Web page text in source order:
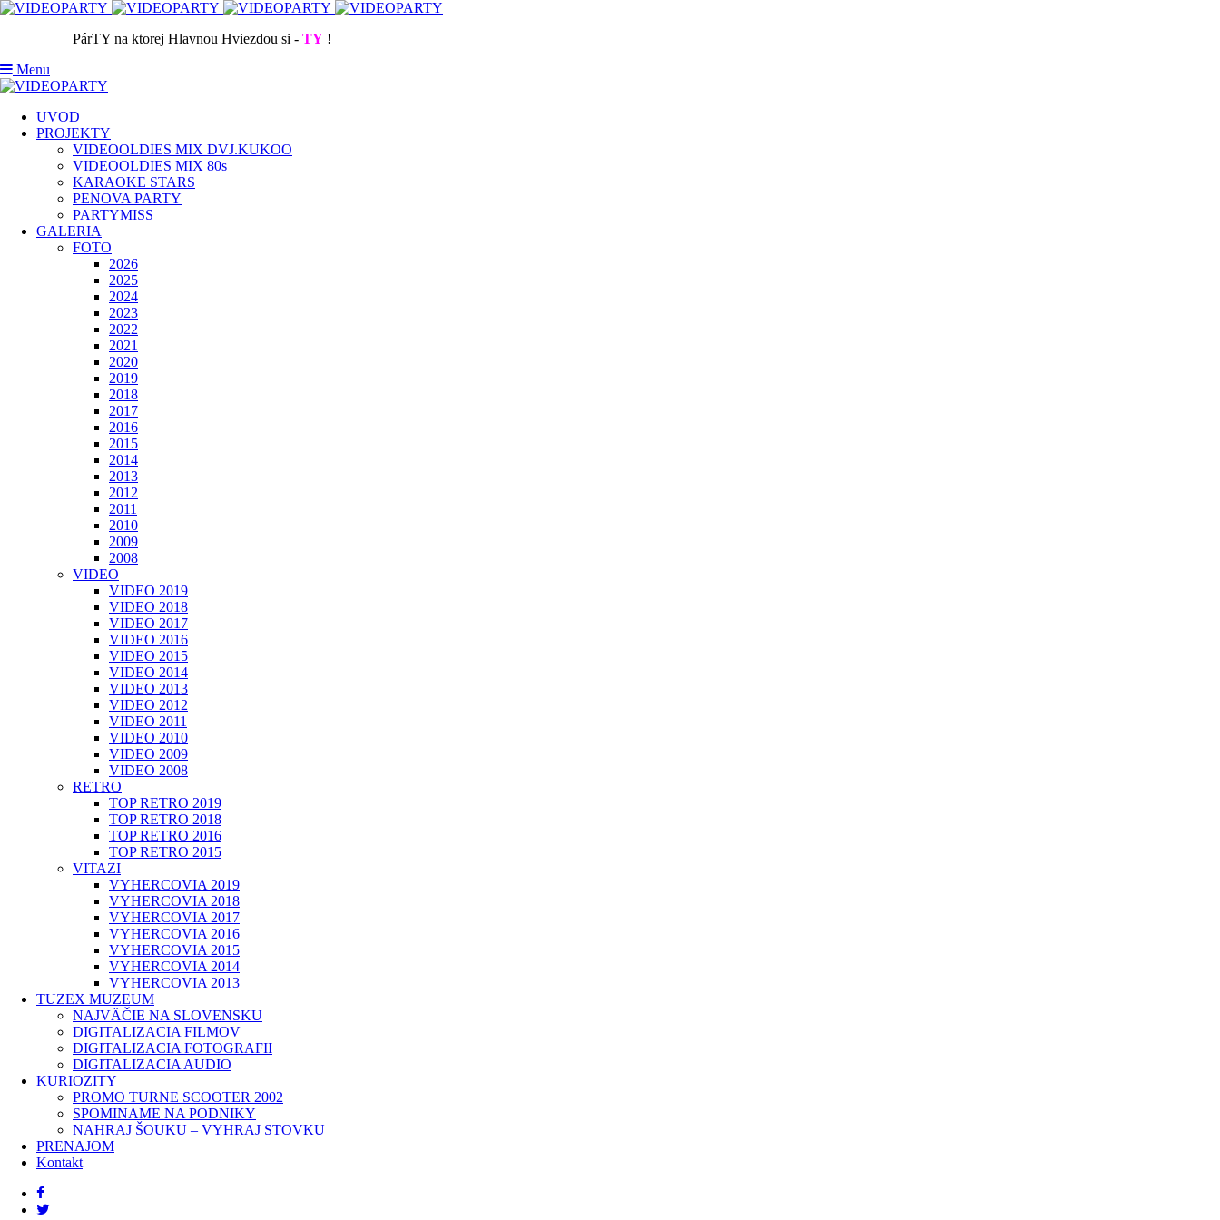
PárTY na ktorej Hlavnou Hviezdou si - TY !
Menu
UVOD
PROJEKTY
VIDEOOLDIES MIX DVJ.KUKOO
VIDEOOLDIES MIX 80s
KARAOKE STARS
PENOVA PARTY
PARTYMISS
GALERIA
FOTO
2026
2025
2024
2023
2022
2021
2020
2019
2018
2017
2016
2015
2014
2013
2012
2011
2010
2009
2008
VIDEO
VIDEO 2019
VIDEO 2018
VIDEO 2017
VIDEO 2016
VIDEO 2015
VIDEO 2014
VIDEO 2013
VIDEO 2012
VIDEO 2011
VIDEO 2010
VIDEO 2009
VIDEO 2008
RETRO
TOP RETRO 2019
TOP RETRO 2018
TOP RETRO 2016
TOP RETRO 2015
VITAZI
VYHERCOVIA 2019
VYHERCOVIA 2018
VYHERCOVIA 2017
VYHERCOVIA 2016
VYHERCOVIA 2015
VYHERCOVIA 2014
VYHERCOVIA 2013
TUZEX MUZEUM
NAJVÄČIE NA SLOVENSKU
DIGITALIZACIA FILMOV
DIGITALIZACIA FOTOGRAFII
DIGITALIZACIA AUDIO
KURIOZITY
PROMO TURNE SCOOTER 2002
SPOMINAME NA PODNIKY
NAHRAJ ŠOUKU – VYHRAJ STOVKU
PRENAJOM
Kontakt